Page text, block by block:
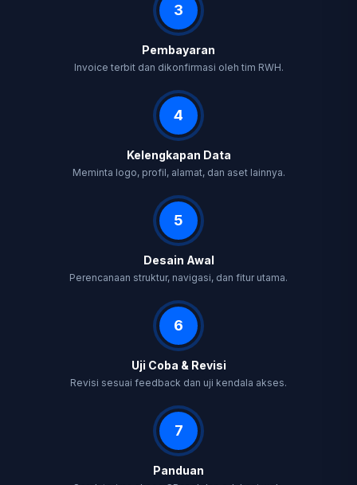
3
Pembayaran
Invoice terbit dan dikonfirmasi oleh tim RWH.
4
Kelengkapan Data
Meminta logo, profil, alamat, dan aset lainnya.
5
Desain Awal
Perencanaan struktur, navigasi, dan fitur utama.
6
Uji Coba & Revisi
Revisi sesuai feedback dan uji kendala akses.
7
Panduan